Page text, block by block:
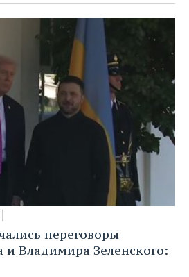
переговоры
и Владимира Зеленского: